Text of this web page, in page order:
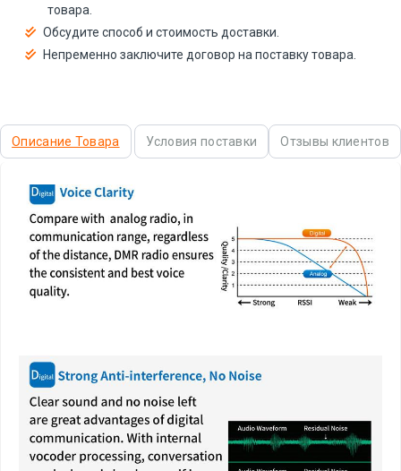
товара.
Обсудите способ и стоимость доставки.
Непременно заключите договор на поставку товара.
Описание Товара Условия поставки Отзывы клиентов